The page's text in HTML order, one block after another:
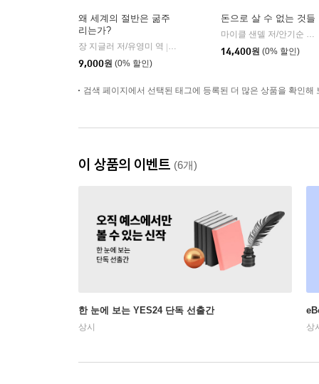
왜 세계의 절반은 굶주
리는가?
장 지글러 저/유영미 역 |
9,000원 (0% 할인)
돈으로 살 수 없는 것들
14,400원 (0% 할인)
검색 페이지에서 선택된 태그에 등록된 더 많은 상품을 확인해
이 상품의 이벤트 (6개)
한 눈에 보는 YES24 단독 선출간
상시 상